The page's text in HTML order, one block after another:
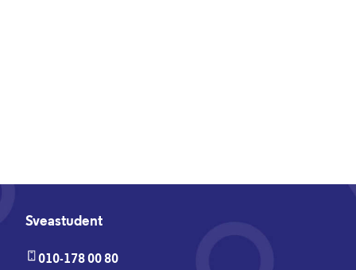
Sveastudent
010-178 00 80